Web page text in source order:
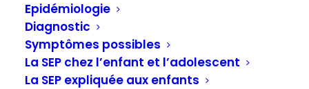
Epidémiologie
Diagnostic
Symptômes possibles
La SEP chez l’enfant et l’adolescent
La SEP expliquée aux enfants
Accueil
Archives de la catégorie "Dernières